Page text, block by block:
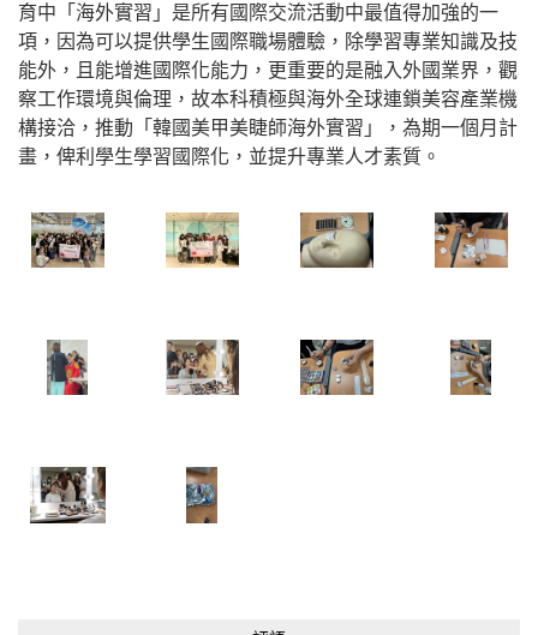
育中「海外實習」是所有國際交流活動中最值得加強的一
項，因為可以提供學生國際職場體驗，除學習專業知識及技
能外，且能增進國際化能力，更重要的是融入外國業界，觀
察工作環境與倫理，故本科積極與海外全球連鎖美容產業機
構接洽，推動「韓國美甲美睫師海外實習」，為期一個月計
畫，俾利學生學習國際化，並提升專業人才素質。